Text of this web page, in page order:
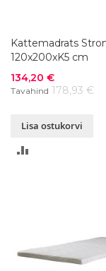
Kattemadrats
120x200xK5 cm
Soodushind
134,20 €
Tavahind 178,93 €
Lisa ostukorvi